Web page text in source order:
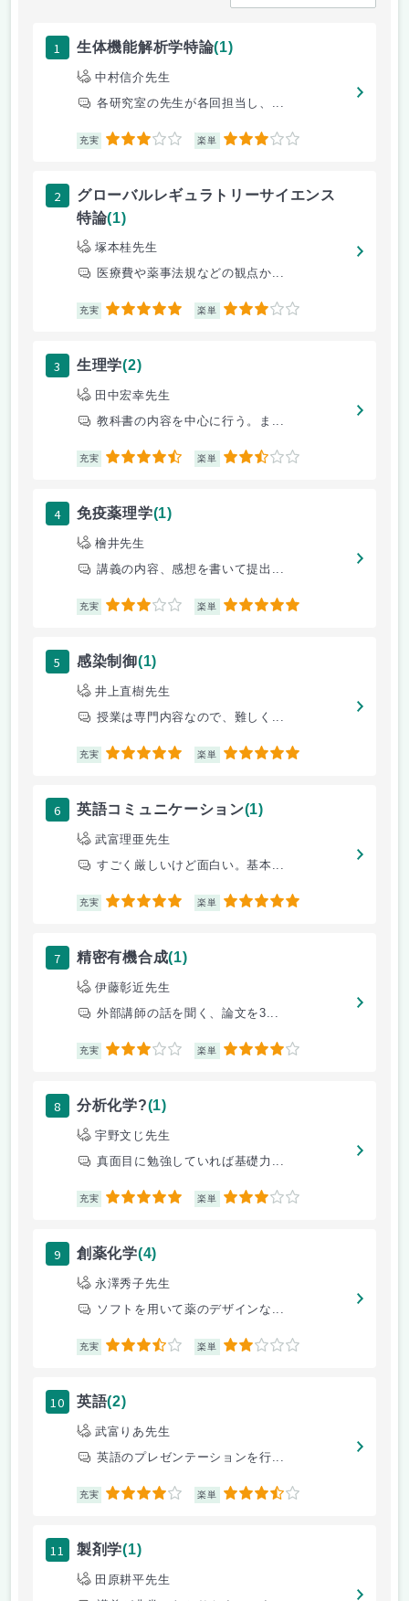
1 生体機能解析学特論(1)
中村信介先生
各研究室の先生が各回担当し、...
充実 3 楽単 3
2
グローバルレギュラトリーサイエンス
特論(1)
塚本桂先生
医療費や薬事法規などの観点か...
充実 5 楽単 3
3 生理学(2)
田中宏幸先生
教科書の内容を中心に行う。ま...
充実 4.5 楽単 2.5
4 免疫薬理学(1)
檜井先生
講義の内容、感想を書いて提出...
充実 3 楽単 5
5 感染制御(1)
井上直樹先生
授業は専門内容なので、難しく...
充実 5 楽単 5
6 英語コミュニケーション(1)
武富理亜先生
すごく厳しいけど面白い。基本...
充実 5 楽単 5
7 精密有機合成(1)
伊藤彰近先生
外部講師の話を聞く、論文を3...
充実 3 楽単 4
8 分析化学?(1)
宇野文じ先生
真面目に勉強していれば基礎力...
充実 5 楽単 3
9 創薬化学(4)
永澤秀子先生
ソフトを用いて薬のデザインな...
充実 3.5 楽単 2
10 英語(2)
武富りあ先生
英語のプレゼンテーションを行...
充実 4 楽単 3.5
11 製剤学(1)
田原耕平先生